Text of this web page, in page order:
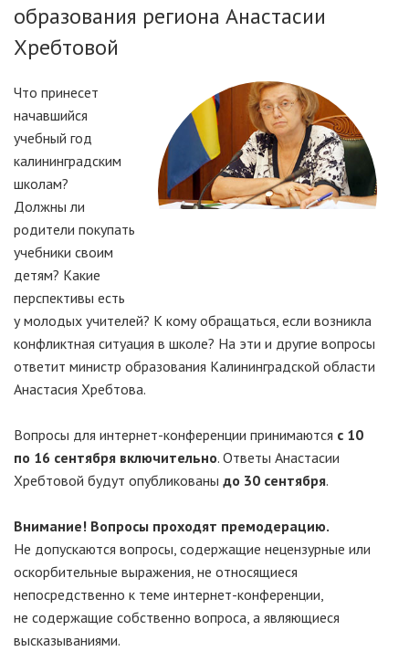
образования региона Анастасии
Хребтовой
Что принесет
начавшийся
учебный год
калининградским
школам?
Должны ли
родители покупать
учебники своим
детям? Какие
перспективы есть
у молодых учителей? К кому обращаться, если возникла
конфликтная ситуация в школе? На эти и другие вопросы
ответит министр образования Калининградской области
Анастасия Хребтова.
Вопросы для интернет-конференции принимаются с 10
по 16 сентября включительно. Ответы Анастасии
Хребтовой будут опубликованы до 30 сентября.
Внимание! Вопросы проходят премодерацию.
Не допускаются вопросы, содержащие нецензурные или
оскорбительные выражения, не относящиеся
непосредственно к теме интернет-конференции,
не содержащие собственно вопроса, а являющиеся
высказываниями.